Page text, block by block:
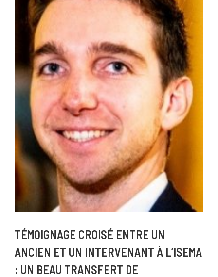
TÉMOIGNAGE CROISÉ ENTRE UN
ANCIEN ET UN INTERVENANT À L’ISEMA
: UN BEAU TRANSFERT DE